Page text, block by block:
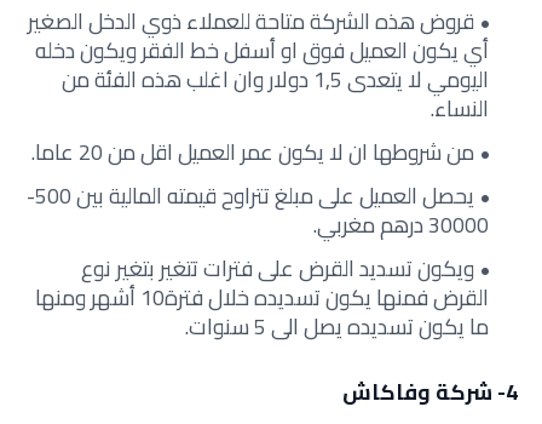
قروض هذه الشركة متاحة للعملاء ذوي الدخل الصغير
أي يكون العميل فوق او أسفل خط الفقر ويكون دخله
اليومي لا يتعدى 1,5 دولار وان اغلب هذه الفئة من
النساء.
من شروطها ان لا يكون عمر العميل اقل من 20 عاما.
يحصل العميل على مبلغ تتراوح قيمته المالية بين 500-
30000 درهم مغربي.
ويكون تسديد القرض على فترات تتغير بتغير نوع
القرض فمنها يكون تسديده خلال فترة10 أشهر ومنها
ما يكون تسديده يصل الى 5 سنوات.
4- شركة وفاكاش